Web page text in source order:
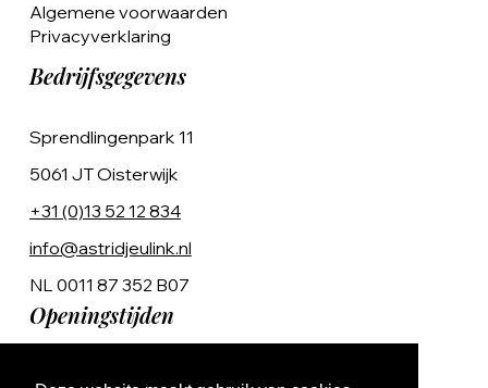
Algemene voorwaarden
Privacyverklaring
Bedrijfsgegevens
Sprendlingenpark 11
5061 JT Oisterwijk
+31 (0)13 52 12 834
info@astridjeulink.nl
NL 0011 87 352 B07
Openingstijden